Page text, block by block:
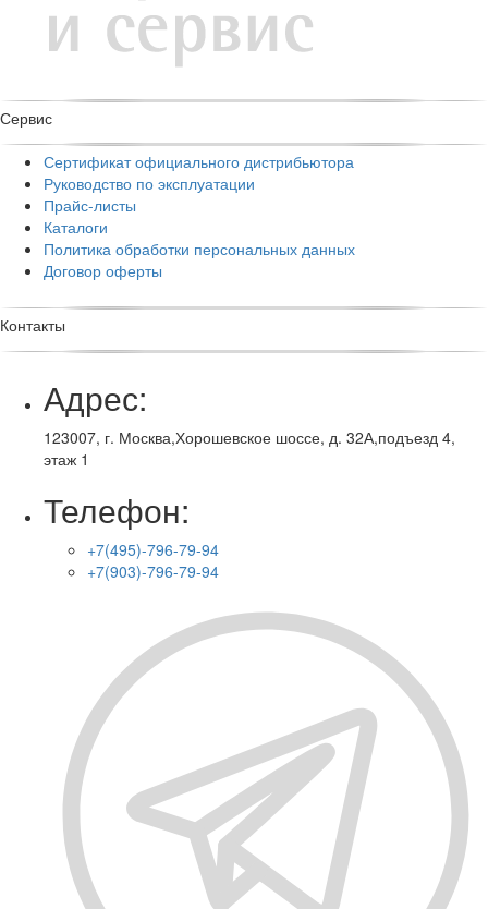
Сервис
Сертификат официального дистрибьютора
Руководство по эксплуатации
Прайс-листы
Каталоги
Политика обработки персональных данных
Договор оферты
Контакты
Адрес:
123007, г. Москва,Хорошевское шоссе, д. 32А,подъезд 4,
этаж 1
Телефон:
+7(495)-796-79-94
+7(903)-796-79-94